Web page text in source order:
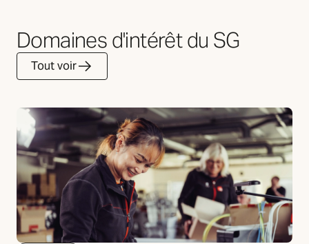
Domaines d'intérêt du SG
Tout voir